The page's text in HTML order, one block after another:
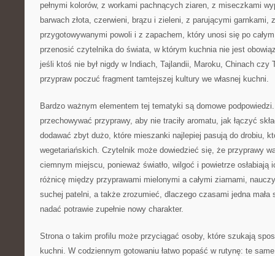
pełnymi kolorów, z workami pachnących ziaren, z miseczkami
barwach złota, czerwieni, brązu i zieleni, z parującymi garnkami,
przygotowywanymi powoli i z zapachem, który unosi się po
przenosić czytelnika do świata, w którym kuchnia nie jest
jeśli ktoś nie był nigdy w Indiach, Tajlandii, Maroku, Chinach czy
przypraw poczuć fragment tamtejszej kultury we własnej kuchni.
Bardzo ważnym elementem tej tematyki są domowe
przechowywać przyprawy, aby nie traciły aromatu, jak łączyć
dodawać zbyt dużo, które mieszanki najlepiej pasują do drobiu,
wegetariańskich. Czytelnik może dowiedzieć się, że przyprawy
ciemnym miejscu, ponieważ światło, wilgoć i powietrze
różnicę między przyprawami mielonymi a całymi ziarnami,
suchej patelni, a także zrozumieć, dlaczego czasami jedna
nadać potrawie zupełnie nowy charakter.
Strona o takim profilu może przyciągać osoby, które szukają
kuchni. W codziennym gotowaniu łatwo popaść w rutynę: te